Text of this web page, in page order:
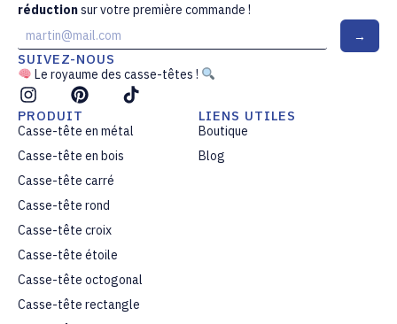
réductionsur votre première commande !
m
a
i
l
*
→
SUIVEZ-NOUS
Le royaume des casse-têtes !
PRODUIT
Casse-tête en métal
Casse-tête en bois
Casse-tête carré
Casse-tête rond
Casse-tête croix
Casse-tête étoile
Casse-tête octogonal
Casse-tête rectangle
LIENS UTILES
Boutique
Blog